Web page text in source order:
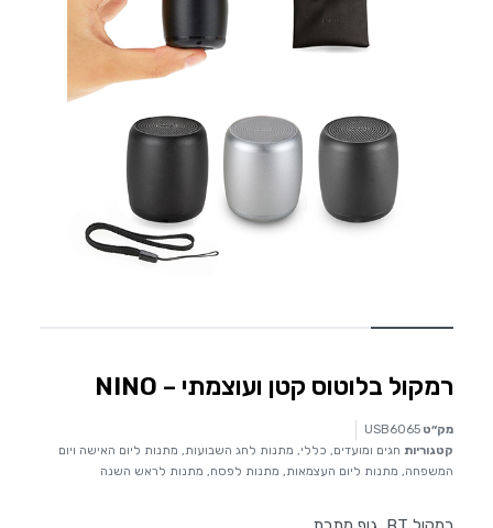
רמקול בלוטוס קטן ועוצמתי – NINO
מק״ט USB6065
קטגוריות חגים ומועדים, כללי, מתנות לחג השבועות, מתנות ליום האישה ויום
המשפחה, מתנות ליום העצמאות, מתנות לפסח, מתנות לראש השנה